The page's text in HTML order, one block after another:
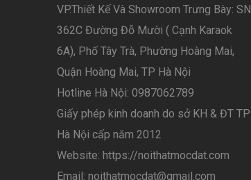
VP.Thiết Kế Và Showroom Trưng Bày: SN
362C Đường Đỗ Mười ( Cạnh Karaok
6A), Phố Tây Trà, Phường Hoàng Mai,
Quận Hoàng Mai, TP Hà Nội
Hotline Hà Nội: 0987062789
Giấy phép kinh doanh do sở KH & ĐT TP
Hà Nội cấp năm 2012
Website: https://noithatmocdat.com
Email: noithatmocdat@gmail.com